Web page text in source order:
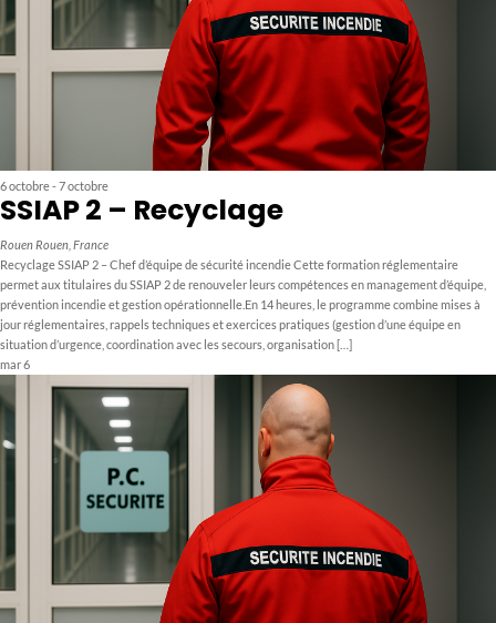
6 octobre-7 octobre
SSIAP 2 – Recyclage
RouenRouen, France
Recyclage SSIAP 2 – Chef d’équipe de sécurité incendie Cette formation réglementaire
permet aux titulaires du SSIAP 2 de renouveler leurs compétences en management d’équipe,
prévention incendie et gestion opérationnelle.En 14 heures, le programme combine mises à
jour réglementaires, rappels techniques et exercices pratiques (gestion d’une équipe en
situation d’urgence, coordination avec les secours, organisation […]
mar6